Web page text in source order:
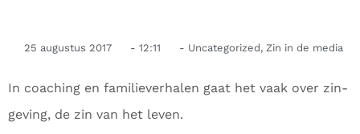
25 augustus 2017 - 12:11 - Uncategorized, Zin in de media
In coaching en familieverhalen gaat het vaak over zin-
geving, de zin van het leven.